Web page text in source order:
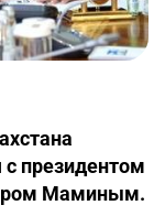
с президентом
Маминым.